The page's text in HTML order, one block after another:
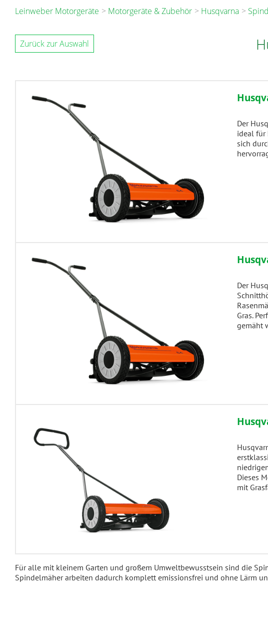
Leinweber Motorgeräte Motorgeräte & Zubehör Husqvarna
Zurück zur Auswahl
Der
ideal für
sich
Der
Gras.
gemäht
Dieses
mit
Für alle mit kleinem Garten und großem Umweltbewusstsein sind die
Spindelmäher arbeiten dadurch komplett emissionsfrei und ohne Lärm